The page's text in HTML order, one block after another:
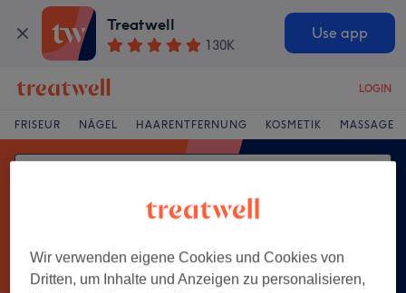
Treatwell
130K
Use app
LOGIN
FRISEUR NÄGEL HAARENTFERNUNG KOSMETIK MASSAGE
Wir verwenden eigene Cookies und Cookies von
Dritten, um Inhalte und Anzeigen zu personalisieren,